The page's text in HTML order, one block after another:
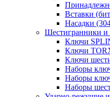
Вставки
Насадки
Шестигранники
Ключи
Ключи
Ключи
Наборы
Наборы
Наборы